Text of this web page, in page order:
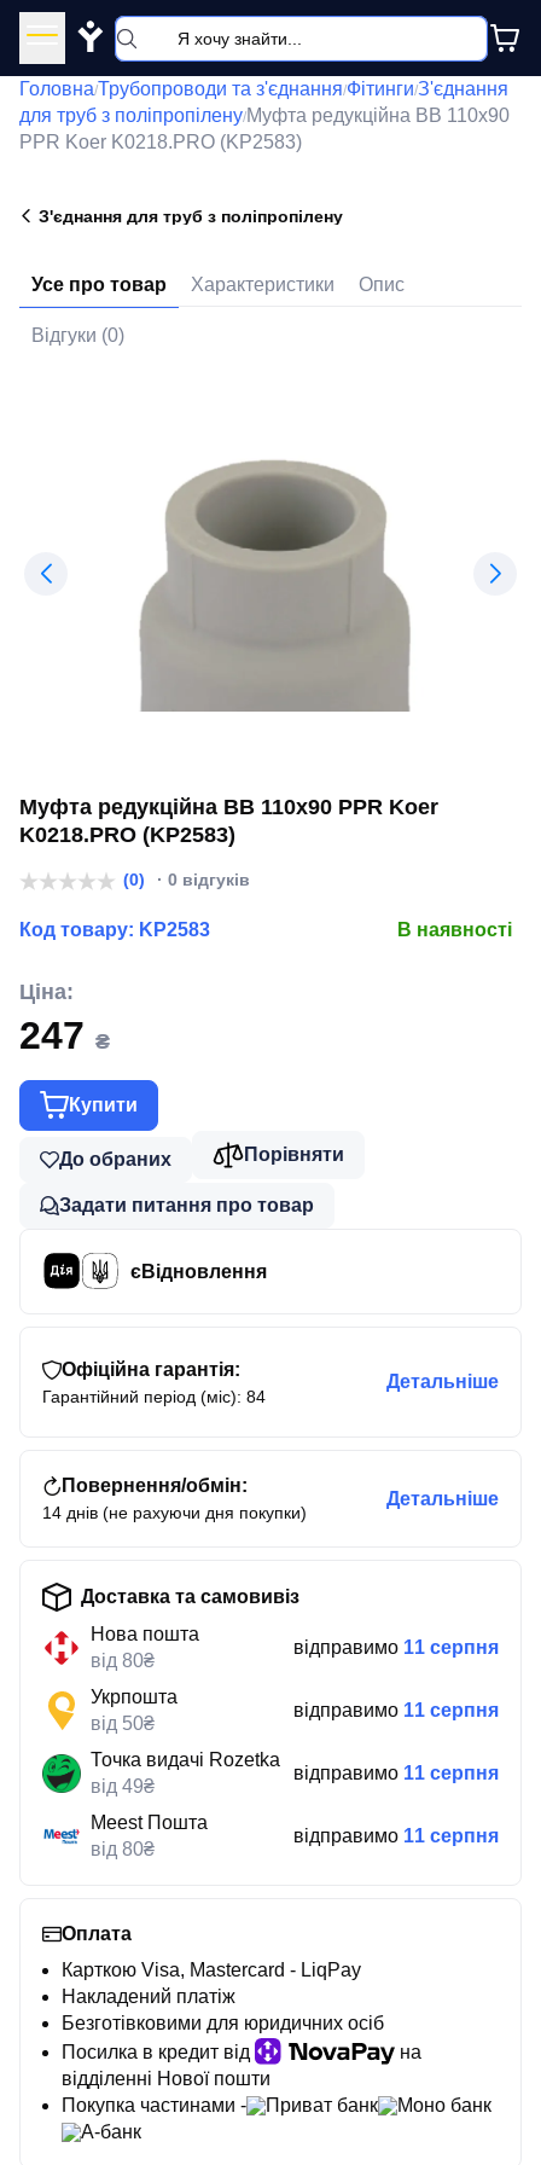
Y
Головна/Трубопроводи та з'єднання/Фітинги/З'єднання
для труб з поліпропілену/Муфта редукційна ВВ 110x90
PPR Koer K0218.PRO (KP2583)
З'єднання для труб з поліпропілену
Усе про товар Характеристики Опис
Відгуки (0)
Муфта редукційна ВВ 110x90 PPR Koer
K0218.PRO (KP2583)
(0) · 0 відгуків
Код товару: KP2583 В наявності
Ціна:
247 ₴
Купити
До обраних Порівняти
Задати питання про товар
єВідновлення
Офіційна гарантія:
Гарантійний період (міс): 84
Детальніше
Повернення/обмін:
14 днів (не рахуючи дня покупки)
Детальніше
Доставка та самовивіз
Нова пошта
від 80₴
відправимо 11 серпня
Укрпошта
від 50₴
відправимо 11 серпня
Точка видачі Rozetka
від 49₴
відправимо 11 серпня
Meest Пошта
від 80₴
відправимо 11 серпня
Оплата
Карткою Visa, Mastercard - LiqPay
Накладений платіж
Безготівковими для юридичних осіб
Посилка в кредит від
на
відділенні Нової пошти
Покупка частинами -
Приват банк
Моно банк
А-банк